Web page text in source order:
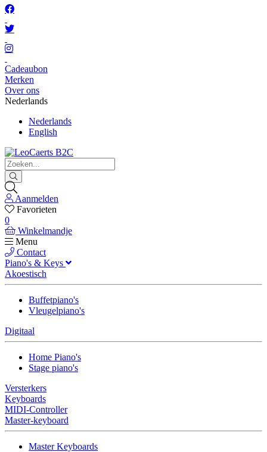
Cadeaubon
Merken
Over ons
Nederlands
Nederlands
English
Aanmelden
Favorieten
0
Winkelmandje
Menu
Contact
Piano's & Keys
Akoestisch
Buffetpiano's
Vleugelpiano's
Digitaal
Home Piano's
Stage piano's
Versterkers
Keyboards
MIDI-Controller
Master-keyboard
Master Keyboards